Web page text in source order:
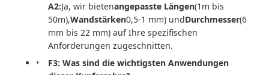
A2:Ja, wir bietenangepasste Längen(1m bis
50m),Wandstärken0,5-1 mm) undDurchmesser(6
mm bis 22 mm) auf Ihre spezifischen
Anforderungen zugeschnitten.
F3: Was sind die wichtigsten Anwendungen